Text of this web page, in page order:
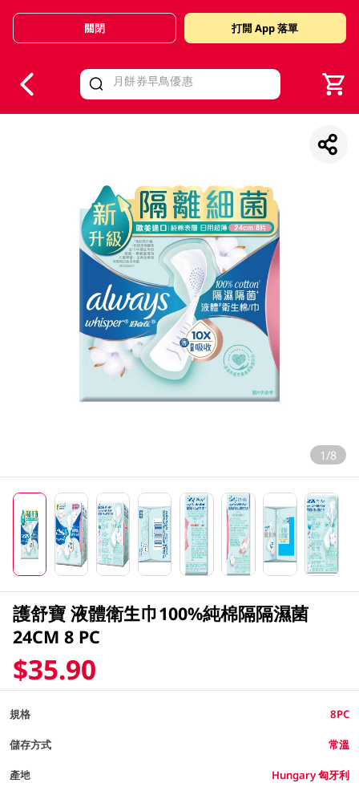
Valid Until 30 June 2026
關閉 打開 App 落單
1/8
護舒寶 液體衛生巾100%純棉隔隔濕菌
24CM 8 PC
$35.90
規格 8PC
儲存方式 常溫
產地 Hungary 匈牙利